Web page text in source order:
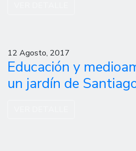
12 Agosto, 2017
Educación y
un jardín de